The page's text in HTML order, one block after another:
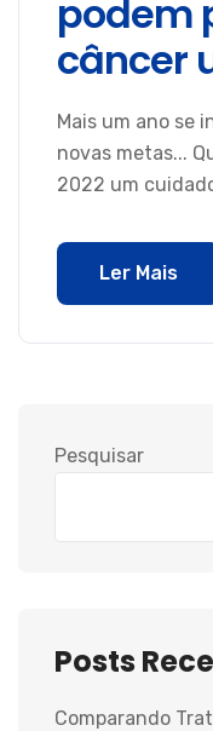
podem
câncer
Mais um ano se
novas metas...
2022 um
Ler Mais
Pesquisar
Posts
Comparando